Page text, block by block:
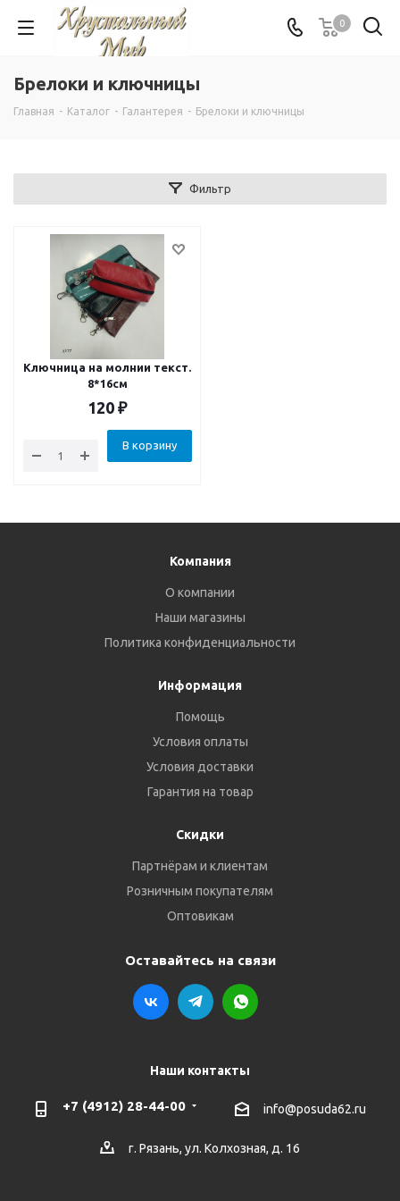
0
Брелоки и ключницы
Главная - Каталог - Галантерея - Брелоки и ключницы
Фильтр
Ключница на молнии текст.
8*16см
120 ₽
В корзину
Компания
О компании
Наши магазины
Политика конфиденциальности
Информация
Помощь
Условия оплаты
Условия доставки
Гарантия на товар
Скидки
Партнёрам и клиентам
Розничным покупателям
Оптовикам
Оставайтесь на связи
Наши контакты
+7 (4912) 28-44-00 info@posuda62.ru
г. Рязань, ул. Колхозная, д. 16